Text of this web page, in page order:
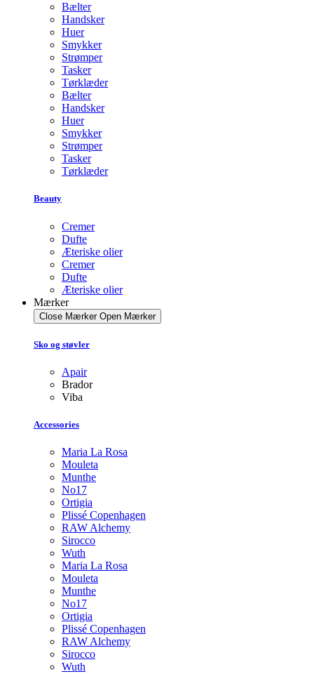
Bælter
Handsker
Huer
Smykker
Strømper
Tasker
Tørklæder
Bælter
Handsker
Huer
Smykker
Strømper
Tasker
Tørklæder
Beauty
Cremer
Dufte
Æteriske olier
Cremer
Dufte
Æteriske olier
Mærker
Close Mærker Open Mærker
Sko og støvler
Apair
Brador
Viba
Accessories
Maria La Rosa
Mouleta
Munthe
No17
Ortigia
Plissé Copenhagen
RAW Alchemy
Sirocco
Wuth
Maria La Rosa
Mouleta
Munthe
No17
Ortigia
Plissé Copenhagen
RAW Alchemy
Sirocco
Wuth